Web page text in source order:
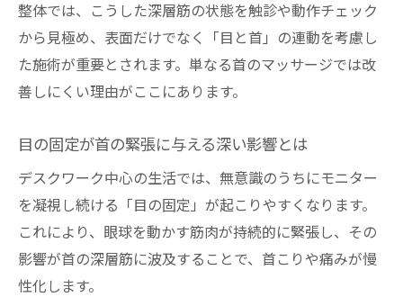
整体では、こうした深層筋の状態を触診や動作チェック
から見極め、表面だけでなく「目と首」の連動を考慮し
た施術が重要とされます。単なる首のマッサージでは改
善しにくい理由がここにあります。
目の固定が首の緊張に与える深い影響とは
デスクワーク中心の生活では、無意識のうちにモニター
を凝視し続ける「目の固定」が起こりやすくなります。
これにより、眼球を動かす筋肉が持続的に緊張し、その
影響が首の深層筋に波及することで、首こりや痛みが慢
性化します。